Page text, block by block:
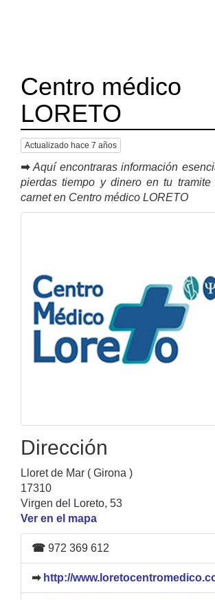
Centro médico
LORETO
Actualizado hace 7 años
➡ Aquí encontraras información
pierdas tiempo y dinero en tu tramite
carnet en Centro médico LORETO
Dirección
Lloret de Mar ( Girona )
17310
Virgen del Loreto, 53
Ver en el mapa
☎ 972 369 612
➡ http://